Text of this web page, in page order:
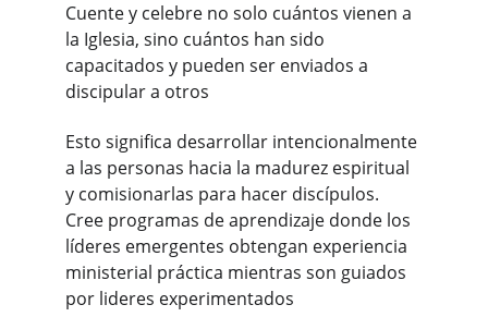
Cuente y celebre no solo cuántos vienen a
la Iglesia, sino cuántos han sido
capacitados y pueden ser enviados a
discipular a otros
Esto significa desarrollar intencionalmente
a las personas hacia la madurez espiritual
y comisionarlas para hacer discípulos.
Cree programas de aprendizaje donde los
líderes emergentes obtengan experiencia
ministerial práctica mientras son guiados
por lideres experimentados